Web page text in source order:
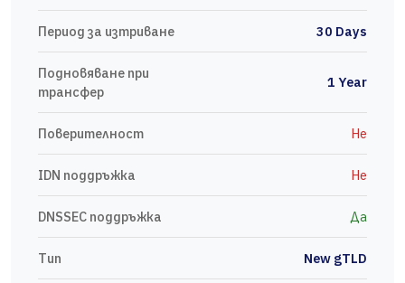
Период за изтриване 30 Days
Подновяване при
трансфер
1 Year
Поверителност Не
IDN поддръжка Не
DNSSEC поддръжка Да
Тип New gTLD